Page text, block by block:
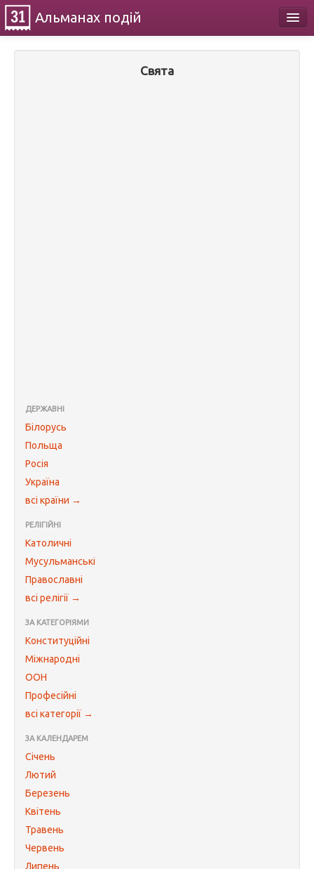
Альманах подій
Свята
ДЕРЖАВНІ
Білорусь
Польща
Росія
Україна
всі країни →
РЕЛІГІЙНІ
Католичні
Мусульманські
Православні
всі релігії →
ЗА КАТЕГОРІЯМИ
Конституційні
Міжнародні
ООН
Професійні
всі категорії →
ЗА КАЛЕНДАРЕМ
Січень
Лютий
Березень
Квітень
Травень
Червень
Липень